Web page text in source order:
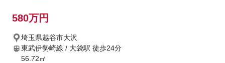
580万円
埼玉県越谷市大沢
東武伊勢崎線 / 大袋駅 徒歩24分
56.72㎡